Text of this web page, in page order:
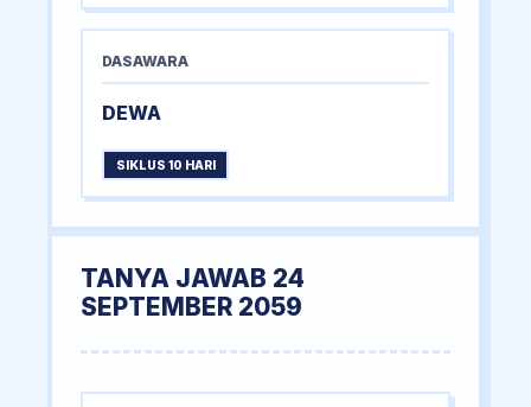
DASAWARA
DEWA
SIKLUS 10 HARI
TANYA JAWAB 24
SEPTEMBER 2059